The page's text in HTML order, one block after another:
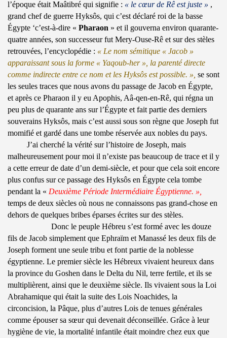
l’époque était Maâtibré qui signifie : « le cœur de Rê est juste » ,
grand chef de guerre Hyksôs, qui c’est déclaré roi de la basse
Égypte ‘c’est-à-dire « Pharaon » et il gouverna environ quarante-
quatre années, son successeur fut Mery-Ouse-Rê et sur des stèles
retrouvées, l’encyclopédie : « Le nom sémitique « Jacob »
apparaissant sous la forme « Yaqoub-her », la parenté directe
comme indirecte entre ce nom et les Hyksôs est possible. », se sont
les seules traces que nous avons du passage de Jacob en Égypte,
et après ce Pharaon il y eu Apophis, Aâ-qen-en-Rê, qui régna un
peu plus de quarante ans sur l’Égypte et fait partie des derniers
souverains Hyksôs, mais c’est aussi sous son règne que Joseph fut
momifié et gardé dans une tombe réservée aux nobles du pays.
J’ai cherché la vérité sur l’histoire de Joseph, mais
malheureusement pour moi il n’existe pas beaucoup de trace et il y
a cette erreur de date d’un demi-siècle, et pour que cela soit encore
plus confus sur ce passage des Hyksôs en Égypte cela tombe
pendant la « Deuxième Période Intermédiaire Égyptienne. »,
temps de deux siècles où nous ne connaissons pas grand-chose en
dehors de quelques bribes éparses écrites sur des stèles.
Donc le peuple Hébreu s’est formé avec les douze
fils de Jacob simplement que Ephraïm et Manassé les deux fils de
Joseph forment une seule tribu et font partie de la noblesse
égyptienne. Le premier siècle les Hébreux vivaient heureux dans
la province du Goshen dans le Delta du Nil, terre fertile, et ils se
multiplièrent, ainsi que le deuxième siècle. Ils vivaient sous la Loi
Abrahamique qui était la suite des Lois Noachides, la
circoncision, la Pâque, plus d’autres Lois de tenues générales
comme épouser sa sœur qui devenait déconseillée. Grâce à leur
hygiène de vie, la mortalité infantile était moindre chez eux que